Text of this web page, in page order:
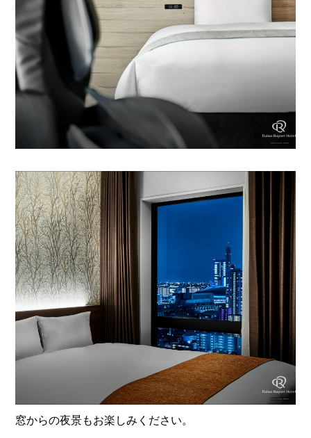
窓からの夜景もお楽しみください。